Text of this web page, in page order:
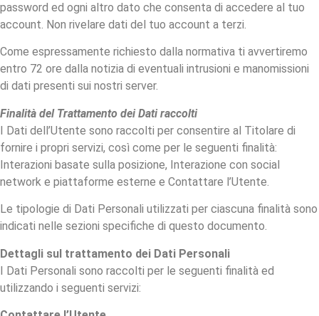
password ed ogni altro dato che consenta di accedere al tuo
account. Non rivelare dati del tuo account a terzi.
Come espressamente richiesto dalla normativa ti avvertiremo
entro 72 ore dalla notizia di eventuali intrusioni e manomissioni
di dati presenti sui nostri server.
Finalità del Trattamento dei Dati raccolti
I Dati dell’Utente sono raccolti per consentire al Titolare di
fornire i propri servizi, così come per le seguenti finalità:
Interazioni basate sulla posizione, Interazione con social
network e piattaforme esterne e Contattare l’Utente.
Le tipologie di Dati Personali utilizzati per ciascuna finalità sono
indicati nelle sezioni specifiche di questo documento.
Dettagli sul trattamento dei Dati Personali
I Dati Personali sono raccolti per le seguenti finalità ed
utilizzando i seguenti servizi: